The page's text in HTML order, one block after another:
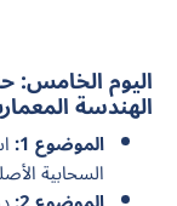
اليوم الخامس:
الهندسة
الموضوع 1:
السحابية